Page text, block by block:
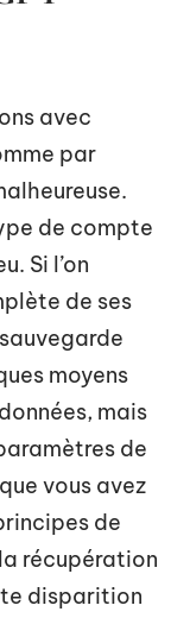
avec
par
de compte
Si l’on
de ses
moyens
mais
de
vous avez
de
récupération
disparition